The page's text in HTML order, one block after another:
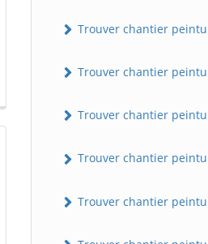
Trouver chantier
Trouver chantier
Trouver chantier
Trouver chantier
Trouver chantier